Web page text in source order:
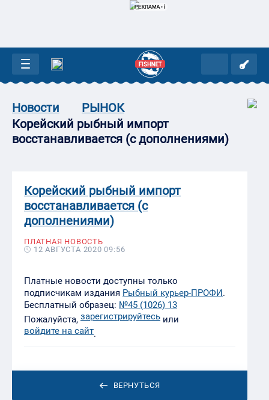
Новости
РЫНОК
Корейский рыбный импорт
восстанавливается (с дополнениями)
Корейский рыбный импорт
восстанавливается (с
дополнениями)
ПЛАТНАЯ НОВОСТЬ
12 АВГУСТА 2020 09:56
Платные новости доступны только
подписчикам издания Рыбный курьер-ПРОФИ.
Бесплатный образец: №45 (1026) 13
Пожалуйста, зарегистрируйтесь или
войдите на сайт.
ВЕРНУТЬСЯ